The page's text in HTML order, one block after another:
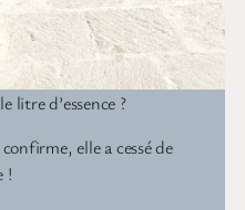
litre d’essence ?
elle a cessé de
!